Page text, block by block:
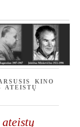
KINO
ATEISTŲ